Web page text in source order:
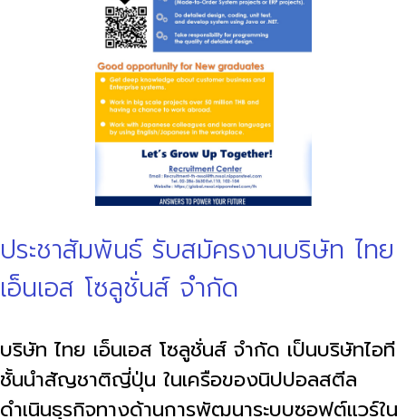
ประชาสัมพันธ์ รับสมัครงานบริษัท ไทย
เอ็นเอส โซลูชั่นส์ จำกัด
บริษัท ไทย เอ็นเอส โซลูชั่นส์ จำกัด เป็นบริษัทไอที
ชั้นนำสัญชาติญี่ปุ่น ในเครือของนิปปอลสตีล
ดำเนินธุรกิจทางด้านการพัฒนาระบบซอฟต์แวร์ใน